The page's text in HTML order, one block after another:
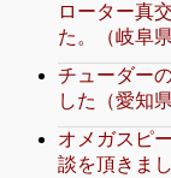
ローター真
た。（岐阜
チューダー
した（愛知
オメガスピ
談を頂きま